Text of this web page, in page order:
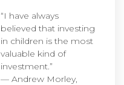
“I have always
believed that investing
in children is the most
valuable kind of
investment.”
— Andrew Morley,